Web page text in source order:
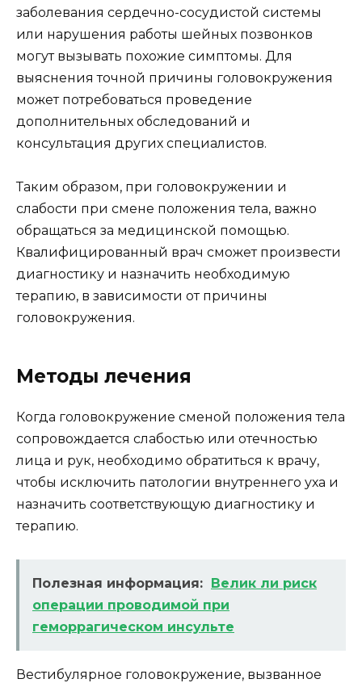
заболевания сердечно-сосудистой системы
или нарушения работы шейных позвонков
могут вызывать похожие симптомы. Для
выяснения точной причины головокружения
может потребоваться проведение
дополнительных обследований и
консультация других специалистов.
Таким образом, при головокружении и
слабости при смене положения тела, важно
обращаться за медицинской помощью.
Квалифицированный врач сможет произвести
диагностику и назначить необходимую
терапию, в зависимости от причины
головокружения.
Методы лечения
Когда головокружение сменой положения тела
сопровождается слабостью или отечностью
лица и рук, необходимо обратиться к врачу,
чтобы исключить патологии внутреннего уха и
назначить соответствующую диагностику и
терапию.
Полезная информация: Велик ли риск
операции проводимой при
геморрагическом инсульте
Вестибулярное головокружение, вызванное